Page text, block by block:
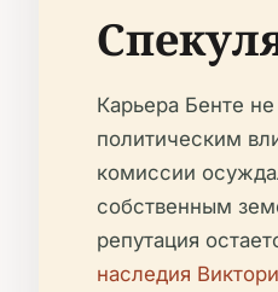
Карьера Бенте
политическим
комиссии
собственным
репутация
наследия